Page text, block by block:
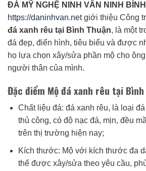
ĐÁ MỸ NGHỆ NINH VÂN NINH BÌNH
https://daninhvan.netgiới thiệu Công
đá xanh rêu tại Bình Thuận, là một
đá đẹp, điển hình, tiêu biểu và được
họ lựa chọn xây/sửa phần mộ cho
người thân của mình.
Đặc điểm Mộ đá xanh rêu tại Bình
Chất liệu đá: đá xanh rêu, là loại
thủ công, có độ nạc đá, mịn, đều
trên thị trường hiện nay;
Kích thước: Mộ với kích thước đa
thể được xây/sửa theo yêu cầu,